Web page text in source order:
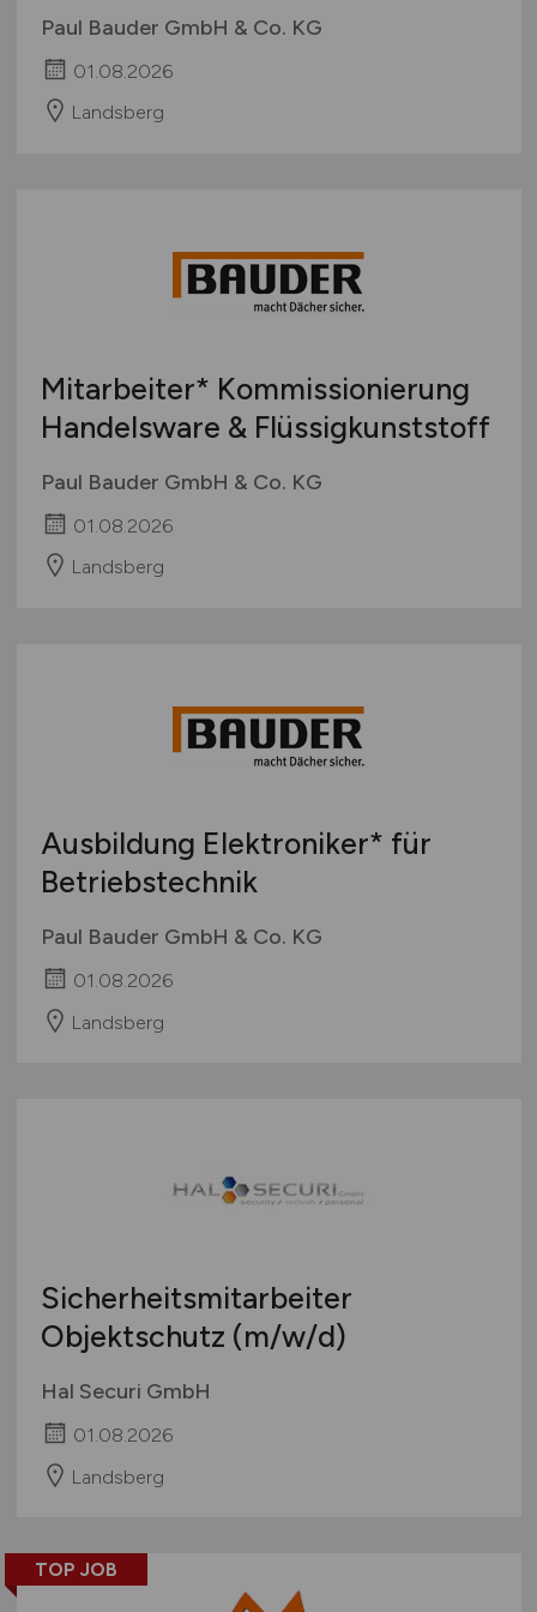
Paul Bauder GmbH & Co. KG
01.08.2026
Landsberg
Mitarbeiter* Kommissionierung
Handelsware & Flüssigkunststoff
Paul Bauder GmbH & Co. KG
01.08.2026
Landsberg
Ausbildung Elektroniker* für
Betriebstechnik
Paul Bauder GmbH & Co. KG
01.08.2026
Landsberg
Sicherheitsmitarbeiter
Objektschutz (m/w/d)
Hal Securi GmbH
01.08.2026
Landsberg
TOP JOB